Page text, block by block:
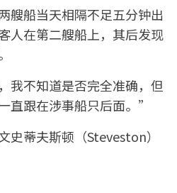
艘船当天相隔不足五分钟出
人在第二艘船上，其后发现
我不知道是否完全准确，但
直跟在涉事船只后面。”
史蒂夫斯顿（Steveston）